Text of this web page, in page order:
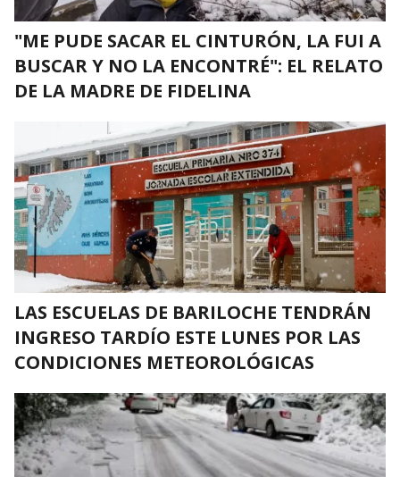
"ME PUDE SACAR EL CINTURÓN, LA FUI A
BUSCAR Y NO LA ENCONTRÉ": EL RELATO
DE LA MADRE DE FIDELINA
LAS ESCUELAS DE BARILOCHE TENDRÁN
INGRESO TARDÍO ESTE LUNES POR LAS
CONDICIONES METEOROLÓGICAS